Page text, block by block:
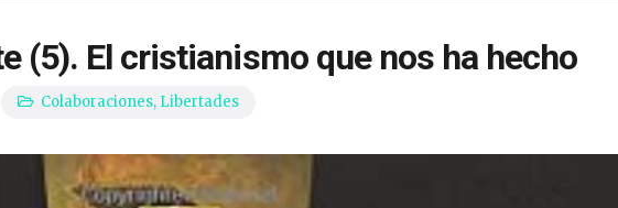
(5). El cristianismo que nos ha hecho
Colaboraciones, Libertades